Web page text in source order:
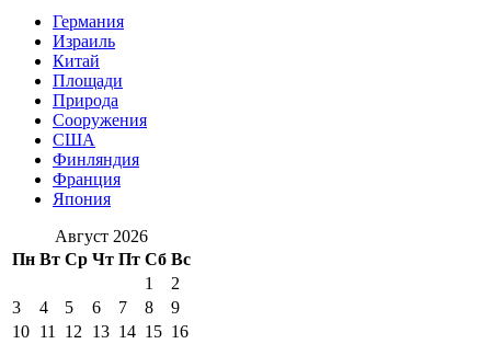
Германия
Израиль
Китай
Площади
Природа
Сооружения
США
Финляндия
Франция
Япония
Август 2026
Пн Вт Ср Чт Пт Сб Вс
1
2
3
4 5 6 7 8
9
10 11 12 13 14 15 16